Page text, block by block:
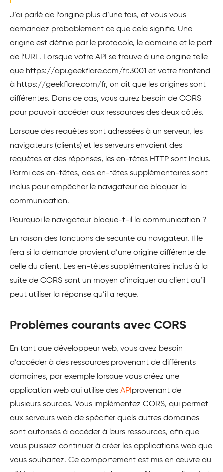
J’ai parlé de l’origine plus d’une fois, et vous vous
demandez probablement ce que cela signifie. Une
origine est définie par le protocole, le domaine et le port
de l’URL. Lorsque votre API se trouve à une origine telle
que https://api.geekflare.com/fr:3001 et votre frontend
à https://geekflare.com/fr, on dit que les origines sont
différentes. Dans ce cas, vous aurez besoin de CORS
pour pouvoir accéder aux ressources des deux côtés.
Lorsque des requêtes sont adressées à un serveur, les
navigateurs (clients) et les serveurs envoient des
requêtes et des réponses, les en-têtes HTTP sont inclus.
Parmi ces en-têtes, des en-têtes supplémentaires sont
inclus pour empêcher le navigateur de bloquer la
communication.
Pourquoi le navigateur bloque-t-il la communication ?
En raison des fonctions de sécurité du navigateur. Il le
fera si la demande provient d’une origine différente de
celle du client. Les en-têtes supplémentaires inclus à la
suite de CORS sont un moyen d’indiquer au client qu’il
peut utiliser la réponse qu’il a reçue.
Problèmes courants avec CORS
En tant que développeur web, vous avez besoin
d’accéder à des ressources provenant de différents
domaines, par exemple lorsque vous créez une
application web qui utilise des API provenant de
plusieurs sources. Vous implémentez CORS, qui permet
aux serveurs web de spécifier quels autres domaines
sont autorisés à accéder à leurs ressources, afin que
vous puissiez continuer à créer les applications web que
vous souhaitez. Ce comportement est mis en œuvre du